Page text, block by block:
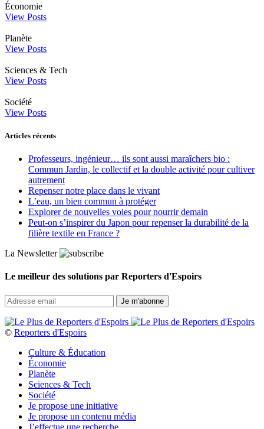
Économie
View Posts
Planète
View Posts
Sciences & Tech
View Posts
Société
View Posts
Articles récents
Professeurs, ingénieur… ils sont aussi maraîchers bio :
Commun Jardin, le collectif et la double activité pour cultiver
autrement
Repenser notre place dans le vivant
L’eau, un bien commun à protéger
Explorer de nouvelles voies pour nourrir demain
Peut‑on s’inspirer du Japon pour repenser la durabilité de la
filière textile en France ?
La Newsletter
Le meilleur des solutions par Reporters d'Espoirs
© Reporters d'Espoirs
Culture & Éducation
Économie
Planète
Sciences & Tech
Société
Je propose une initiative
Je propose un contenu média
J’effectue une recherche